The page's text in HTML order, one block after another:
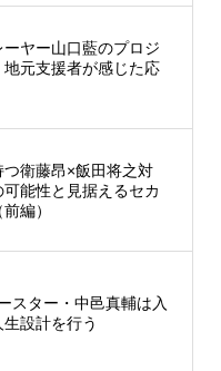
ヤー山口藍のプロジ
地元支援者が感じた応
衛藤昂×飯田将之対
能性と見据えるセカ
編）
スター・中邑真輔は入
設計を行う